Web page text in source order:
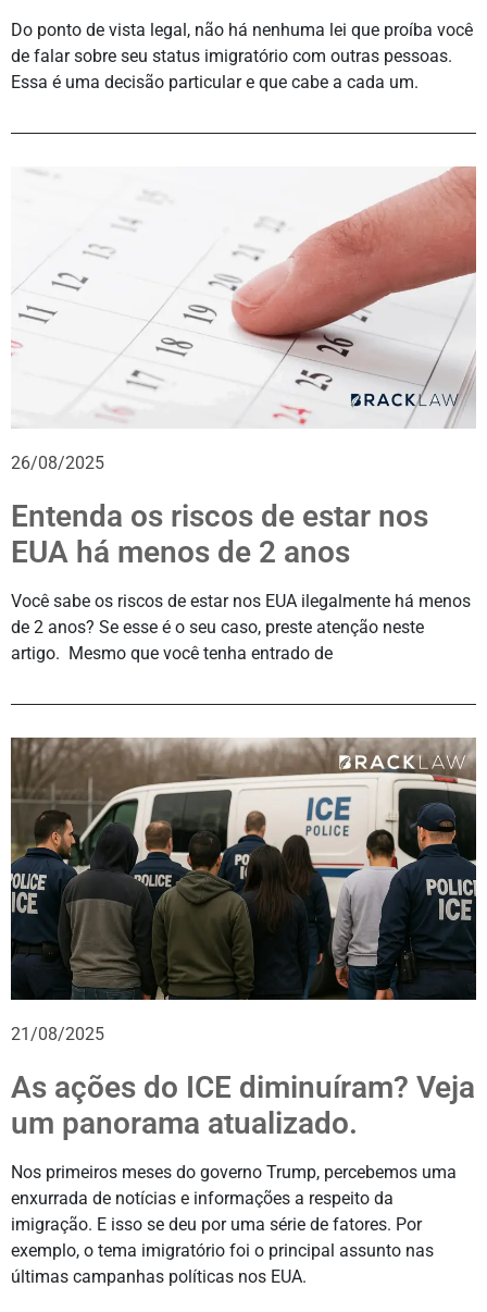
Do ponto de vista legal, não há nenhuma lei que proíba você
de falar sobre seu status imigratório com outras pessoas.
Essa é uma decisão particular e que cabe a cada um.
26/08/2025
Entenda os riscos de estar nos
EUA há menos de 2 anos
Você sabe os riscos de estar nos EUA ilegalmente há menos
de 2 anos? Se esse é o seu caso, preste atenção neste
artigo. Mesmo que você tenha entrado de
21/08/2025
As ações do ICE diminuíram? Veja
um panorama atualizado.
Nos primeiros meses do governo Trump, percebemos uma
enxurrada de notícias e informações a respeito da
imigração. E isso se deu por uma série de fatores. Por
exemplo, o tema imigratório foi o principal assunto nas
últimas campanhas políticas nos EUA.